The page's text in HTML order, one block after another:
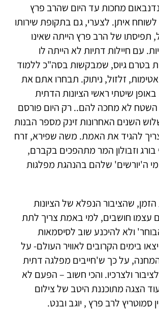
מחכות עד היום שהרב פרץ
לשוחח איתן. לצערי, גם בתקופת שירותו
תפיסתו של הרב פרץ הייתה שאינו
עם חיילות דתיות לא הייתה לו
בטרם גיוס, שמבקשות בסה"כ ללמוד
זלזול, ניתוק. תבחרו אתם את
שיטתי ראשי הציונות הדתית
לא מחכה להם.. רק היום פורסם
השנים האחרונות זינק מספר הבנות
להגיד את האמת. משה שפירא, זרח
בורג וזבולון המר מתהפכים בקברם,
ה'יורשים' שלהם בהנהגת מפלגות
שהציבור הנפלא של הציונות
עצמו חושבים, למי באמת צריך לתת
ולא להיכנע שוב לסיסמאות
בימים הקרובים לאוויר העולם- על
על כך ש'חייבים מפלגה דתית
ולצרכיו. והכי חשוב – הפעם לא
הצגה מתוכננת היטב של צילום
סמוטריץ לרב פרץ , יוגב ובנט.